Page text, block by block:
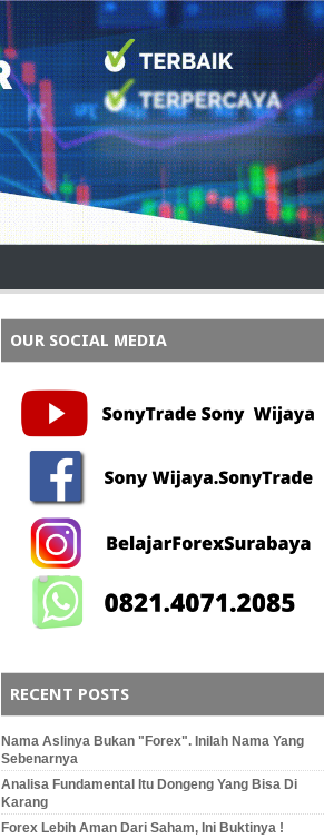
OUR SOCIAL MEDIA
RECENT POSTS
Nama Aslinya Bukan "Forex". Inilah Nama Yang
Sebenarnya
Analisa Fundamental Itu Dongeng Yang Bisa Di
Karang
Forex Lebih Aman Dari Saham, Ini Buktinya !